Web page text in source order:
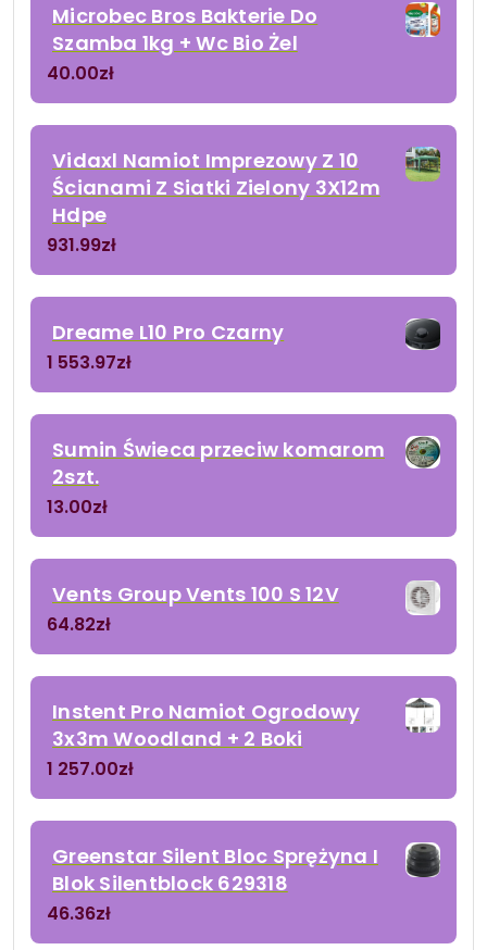
Microbec Bros Bakterie Do
Szamba 1kg + Wc Bio Żel
40.00zł
Vidaxl Namiot Imprezowy Z 10
Ścianami Z Siatki Zielony 3X12m
Hdpe
931.99zł
Dreame L10 Pro Czarny
1 553.97zł
Sumin Świeca przeciw komarom
2szt.
13.00zł
Vents Group Vents 100 S 12V
64.82zł
Instent Pro Namiot Ogrodowy
3x3m Woodland + 2 Boki
1 257.00zł
Greenstar Silent Bloc Sprężyna I
Blok Silentblock 629318
46.36zł